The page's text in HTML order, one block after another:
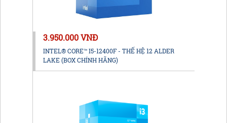
3.950.000 VNĐ
INTEL® CORE™ I5-12400F - THẾ HỆ 12 ALDER
LAKE (BOX CHÍNH HÃNG)